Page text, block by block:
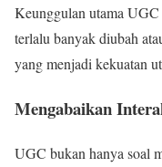
Keunggulan utama
terlalu banyak diubah
yang menjadi kekuatan
Mengabaikan
UGC bukan hanya soal